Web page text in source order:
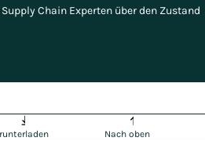
Chain Experten über den Zustand
Nach oben